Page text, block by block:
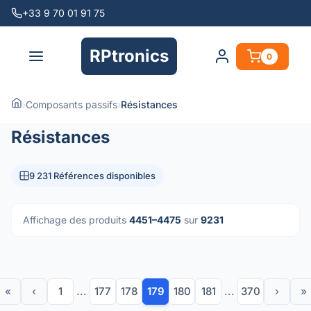
+33 9 70 01 91 75
RPtronics 0
›Composants passifs›Résistances
Résistances
9 231 Références disponibles
Affichage des produits 4451–4475 sur 9231
« ‹ 1 ... 177 178 179 180 181 ... 370 › »